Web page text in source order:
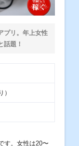
プリ。年上女性
話題！
す。女性は20〜